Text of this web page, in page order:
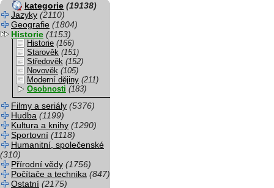
kategorie (19138)
Jazyky (2110)
Geografie (1804)
Historie (1153)
Historie (166)
Starověk (151)
Středověk (152)
Novověk (105)
Moderní dějiny (211)
Osobnosti (183)
Filmy a seriály (5376)
Hudba (1199)
Kultura a knihy (1290)
Sportovní (1118)
Humanitní, společenské
(310)
Přírodní vědy (1756)
Počítače a technika (847)
Ostatní (2175)